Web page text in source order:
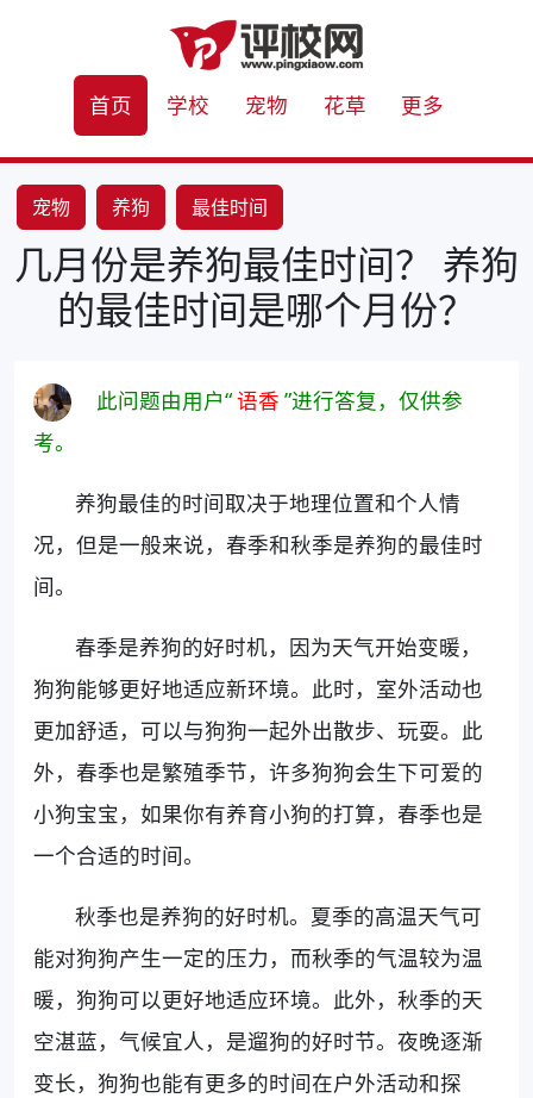
首页 学校 宠物 花草 更多
宠物 养狗 最佳时间
几月份是养狗最佳时间？ 养狗
的最佳时间是哪个月份？
此问题由用户“语香 ”进行答复，仅供参
考。
养狗最佳的时间取决于地理位置和个人情
况，但是一般来说，春季和秋季是养狗的最佳时
间。
春季是养狗的好时机，因为天气开始变暖，
狗狗能够更好地适应新环境。此时，室外活动也
更加舒适，可以与狗狗一起外出散步、玩耍。此
外，春季也是繁殖季节，许多狗狗会生下可爱的
小狗宝宝，如果你有养育小狗的打算，春季也是
一个合适的时间。
秋季也是养狗的好时机。夏季的高温天气可
能对狗狗产生一定的压力，而秋季的气温较为温
暖，狗狗可以更好地适应环境。此外，秋季的天
空湛蓝，气候宜人，是遛狗的好时节。夜晚逐渐
变长，狗狗也能有更多的时间在户外活动和探